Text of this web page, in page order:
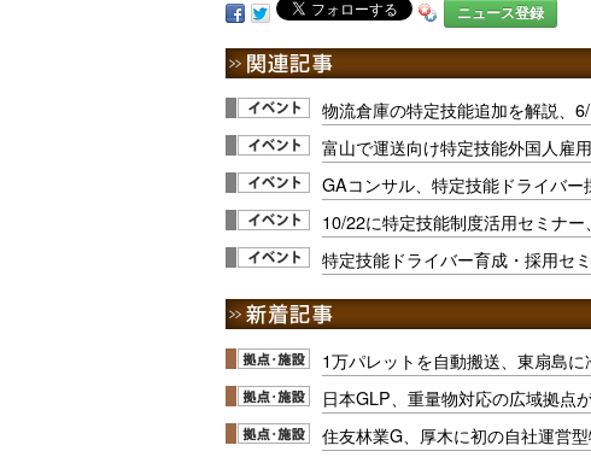
ニュース登録
物流倉庫の特定技能追加を解説、
富山で運送向け特定技能外国人雇
GAコンサル、特定技能ドライバー
10/22に特定技能制度活用セミナー
特定技能ドライバー育成・採用セ
1万パレットを自動搬送、東扇島に
日本GLP、重量物対応の広域拠点
住友林業G、厚木に初の自社運営